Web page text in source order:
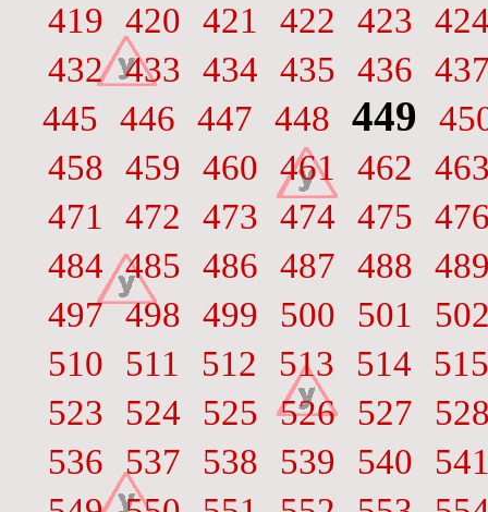
419 420 421 422 423
432 433 434 435 436
445 446 447 448 449
458 459 460 461 462
471
472 473 474 475
484 485 486 487 488
497 498 499 500 501
510
511 512 513 514
515
523
524 525 526 527
536 537 538 539 540